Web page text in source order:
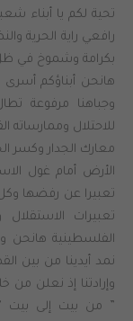
تحية لكم يا أبناء
رافعي راية الحرية
بكرامة وشموخ في
هانحن أبناؤكم
وجباهنا مرفوعة
للاحتلال وممارساته
معارك الجدار وكسر
الأرض أمام غول
تعبيرا عن رفضها
تعبيرات
الفلسطينية هانحن
نمد أيدينا من بين
وإرادتنا إذ نعلن من
” من بيت إلى بيت